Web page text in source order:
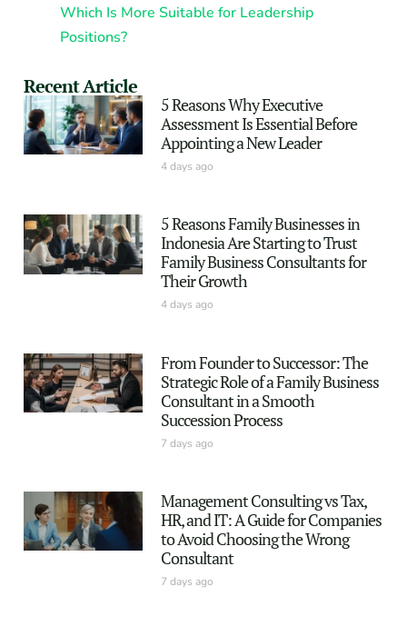
Which Is More Suitable for Leadership
Positions?
Recent Article
5 Reasons Why Executive
Assessment Is Essential Before
Appointing a New Leader
4 days ago
5 Reasons Family Businesses in
Indonesia Are Starting to Trust
Family Business Consultants for
Their Growth
4 days ago
From Founder to Successor: The
Strategic Role of a Family Business
Consultant in a Smooth
Succession Process
7 days ago
Management Consulting vs Tax,
HR, and IT: A Guide for Companies
to Avoid Choosing the Wrong
Consultant
7 days ago